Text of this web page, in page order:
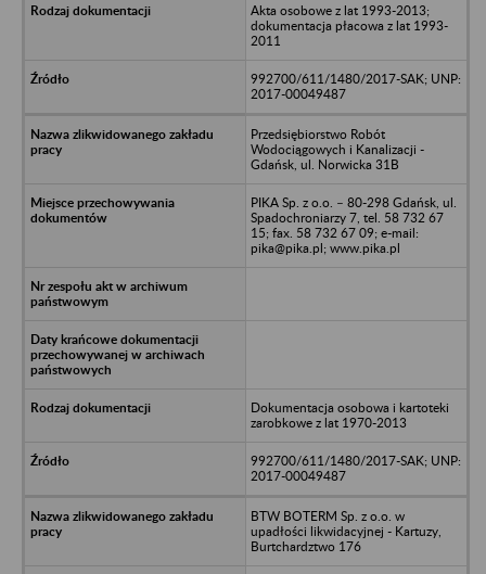
Akta osobowe z lat 1993-2013;
dokumentacja płacowa z lat 1993-
2011
992700/611/1480/2017-SAK; UNP:
2017-00049487
Przedsiębiorstwo Robót
Wodociągowych i Kanalizacji -
Gdańsk, ul. Norwicka 31B
PIKA Sp. z o.o. – 80-298 Gdańsk, ul.
Spadochroniarzy 7, tel. 58 732 67
15; fax. 58 732 67 09; e-mail:
pika@pika.pl; www.pika.pl
Dokumentacja osobowa i kartoteki
zarobkowe z lat 1970-2013
992700/611/1480/2017-SAK; UNP:
2017-00049487
BTW BOTERM Sp. z o.o. w
upadłości likwidacyjnej - Kartuzy,
Burtchardztwo 176